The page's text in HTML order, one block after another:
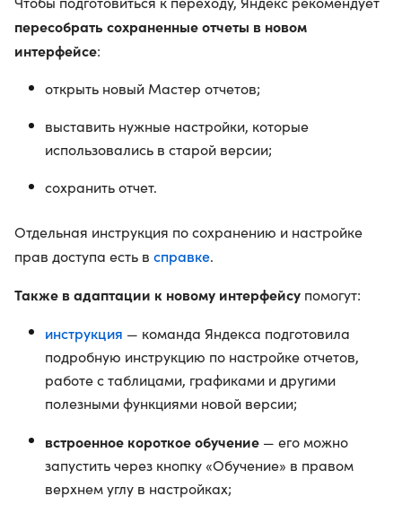
пересобрать сохраненные отчеты в новом
интерфейсе:
открыть новый Мастер отчетов;
выставить нужные настройки, которые
использовались в старой версии;
сохранить отчет.
Отдельная инструкция по сохранению и настройке
прав доступа есть в справке.
Также в адаптации к новому интерфейсу помогут:
инструкция — команда Яндекса подготовила
подробную инструкцию по настройке отчетов,
работе с таблицами, графиками и другими
полезными функциями новой версии;
встроенное короткое обучение — его можно
запустить через кнопку «Обучение» в правом
верхнем углу в настройках;